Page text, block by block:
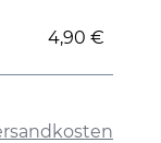
4,90 €